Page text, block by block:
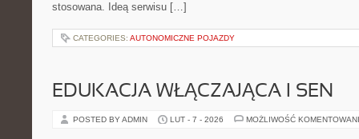
stosowana. Ideą serwisu […]
CATEGORIES: AUTONOMICZNE POJAZDY
EDUKACJA WŁĄCZAJĄCA I SEN
POSTED BY ADMIN LUT - 7 - 2026 MOŻLIWOŚĆ